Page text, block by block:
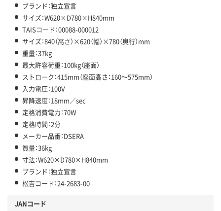
ブランド：独立宣言
サイズ：W620×D780×H840mm
TAISコード：00088-000012
サイズ：840（高さ）×620（幅）×780（奥行）mm
重量：37kg
最大許容荷重：100kg（座面）
ストローク：415mm（座面高さ：160～575mm）
入力電圧：100V
昇降速度：18mm／sec
定格消費電力：70W
定格時間：2分
メーカー品番：DSERA
質量：36kg
寸法：W620×D780×H840mm
ブランド：独立宣言
松吉コード：24-2683-00
JANコード